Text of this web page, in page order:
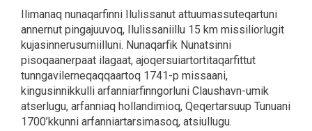
Ilimanaq nunaqarfinni Ilulissanut attuumassuteqartuni
annernut pingajuuvoq, Ilulissaniillu 15 km missiliorlugit
kujasinnerusumiilluni. Nunaqarfik Nunatsinni
pisoqaanerpaat ilagaat, ajoqersuiartortitaqarfittut
tunngavilerneqaqqaartoq 1741-p missaani,
kingusinnikkulli arfanniarfinngorluni Claushavn-umik
atserlugu, arfanniaq hollandimioq, Qeqertarsuup Tunuani
1700’kkunni arfanniartarsimasoq, atsiullugu.